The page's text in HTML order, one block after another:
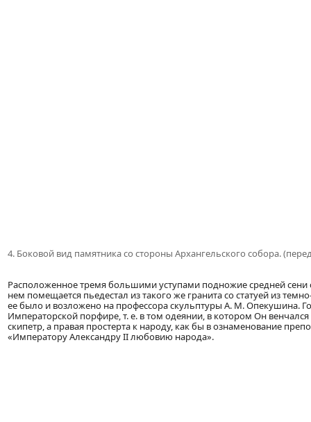
4. Боковой вид памятника со стороны Архангельского собора.
Расположенное тремя большими уступами подножие средней
нем помещается пьедестал из такого же гранита со статуей из
ее было и возложено на профессора скульптуры А. М. Опекушина.
Императорской порфире, т. е. в том одеянии, в котором Он
скипетр, а правая простерта к народу, как бы в ознаменование
«Императору Александру II любовию народа».